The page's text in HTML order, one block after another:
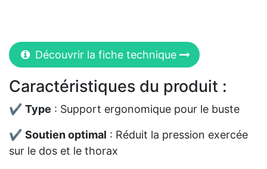
Découvrir la fiche technique
Caractéristiques du produit :
✔ Type : Support ergonomique pour le buste
✔ Soutien optimal : Réduit la pression exercée
sur le dos et le thorax